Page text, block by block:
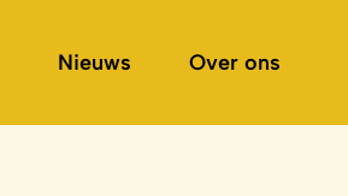
Nieuws Over ons